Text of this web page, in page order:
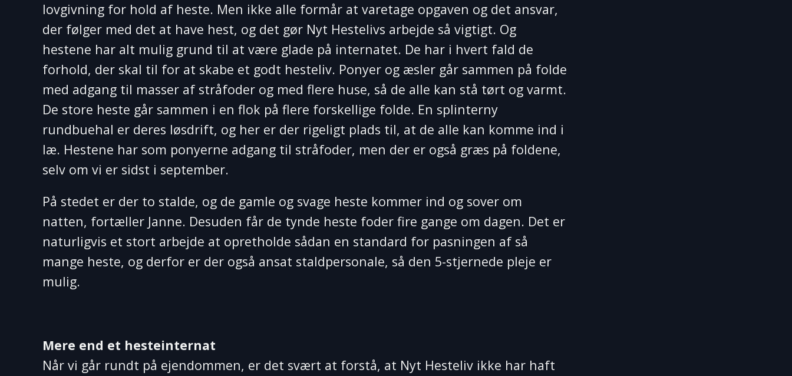
lovgivning for hold af heste. Men ikke alle formår at varetage opgaven og det ansvar,
der følger med det at have hest, og det gør Nyt Hestelivs arbejde så vigtigt. Og
hestene har alt mulig grund til at være glade på internatet. De har i hvert fald de
forhold, der skal til for at skabe et godt hesteliv. Ponyer og æsler går sammen på folde
med adgang til masser af stråfoder og med flere huse, så de alle kan stå tørt og varmt.
De store heste går sammen i en flok på flere forskellige folde. En splinterny
rundbuehal er deres løsdrift, og her er der rigeligt plads til, at de alle kan komme ind i
læ. Hestene har som ponyerne adgang til stråfoder, men der er også græs på foldene,
selv om vi er sidst i september.
På stedet er der to stalde, og de gamle og svage heste kommer ind og sover om
natten, fortæller Janne. Desuden får de tynde heste foder fire gange om dagen. Det er
naturligvis et stort arbejde at opretholde sådan en standard for pasningen af så
mange heste, og derfor er der også ansat staldpersonale, så den 5-stjernede pleje er
mulig.
Mere end et hesteinternat
Når vi går rundt på ejendommen, er det svært at forstå, at Nyt Hesteliv ikke har haft